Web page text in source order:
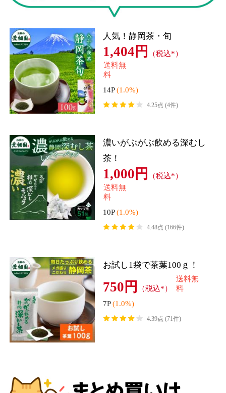
5袋まとめ買い！1袋あたり1,
180円！
5,900円
59P (1.0%)
5袋まとめ買い！1袋あたり1,
180円！
5,900円（税込*）
送料無
18袋まとめ買い！3袋セット
あたり1,400円！
8,400円（税込*）
送料無
料
84P